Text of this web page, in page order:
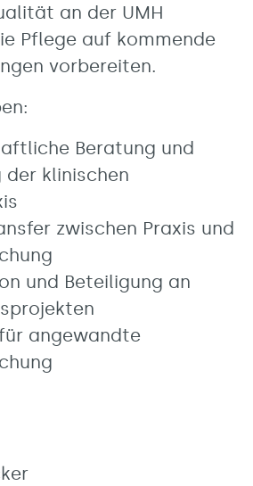
an der UMH
Pflege auf kommende
vorbereiten.
Beratung und
der klinischen
zwischen Praxis und
und Beteiligung an
angewandte